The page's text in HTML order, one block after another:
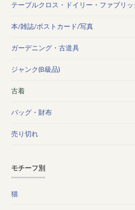
テーブルクロス・ドイリー・ファブリッ
本/雑誌/ポストカード/写真
ガーデニング・古道具
ジャンク(B級品)
古着
バッグ・財布
売り切れ
モチーフ別
猫